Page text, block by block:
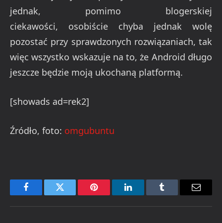
jednak, pomimo blogerskiej
ciekawości, osobiście chyba jednak wolę
pozostać przy sprawdzonych rozwiązaniach, tak
więc wszystko wskazuje na to, że Android długo
jeszcze będzie moją ukochaną platformą.
[showads ad=rek2]
Źródło, foto: omgubuntu
FacebookTwitter Pinterest LinkedInTumblr Email